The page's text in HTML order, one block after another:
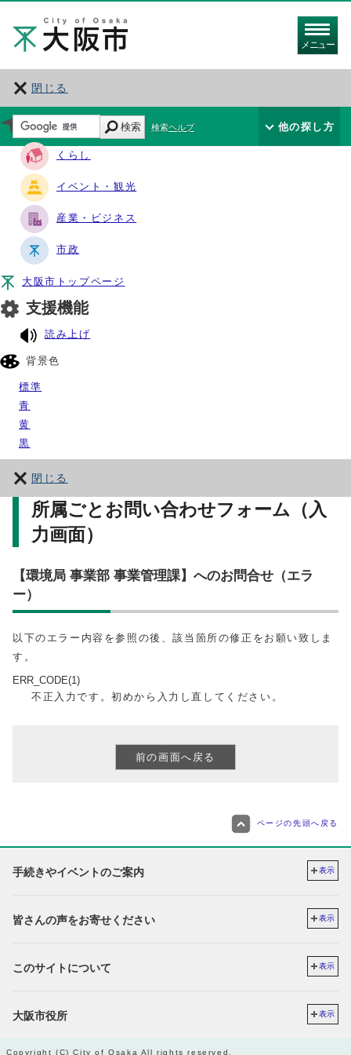
メニュー
閉じる
サイト・ナビ
くらし
イベント・観光
産業・ビジネス
市政
大阪市トップページ
支援機能
読み上げ
背景色
標準
青
黄
黒
閉じる
検索 検索ヘルプ 他の探し方
所属ごとお問い合わせフォーム（入
力画面）
【環境局 事業部 事業管理課】へのお問合せ（エラ
ー）
以下のエラー内容を参照の後、該当箇所の修正をお願い致しま
す。
ERR_CODE(1)
不正入力です。初めから入力し直してください。
ページの先頭へ戻る
手続きやイベントのご案内 表示
皆さんの声をお寄せください 表示
このサイトについて 表示
大阪市役所 表示
Copyright (C) City of Osaka All rights reserved.